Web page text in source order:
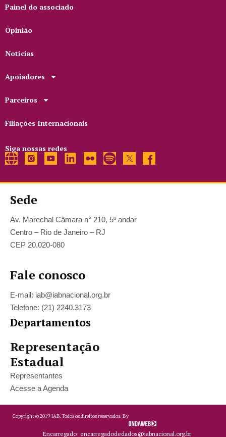
Painel do associado
Opinião
Notícias
Apoiadores
Parceiros
Filiações Internacionais
Siga nossas redes
Sede
Av. Marechal Câmara n° 210, 5º andar
Centro – Rio de Janeiro – RJ
CEP 20.020-080
Fale conosco
E-mail: iab@iabnacional.org.br
Telefone: (21) 2240.3173
Departamentos
Representação
Estadual
Representantes
Acesse a Agenda
Copyright ©2019 IAB.Todos os direitos reservados. By
Encarregado: encarregadodedados@iabnacional.org.br